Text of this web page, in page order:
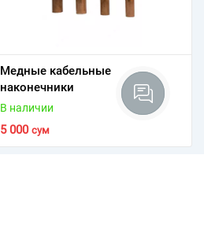
Медные кабельные
наконечники
В наличии
5 000сум